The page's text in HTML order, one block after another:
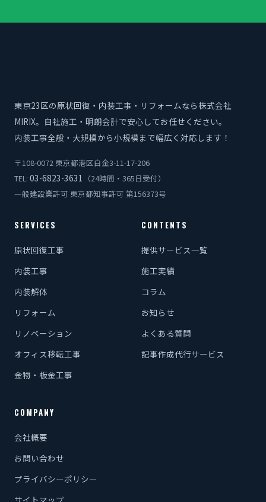
東京23区の原状回復・内装工事・リフォームなら株式会社
MIRIX。自社施工・明朗会計で安心してお任せください。
内装工事全般・大規模から小規模まで幅広く対応します！
〒108-0072 東京都港区白金3-11-17-206
TEL: 03-6823-3631
（24時間・365日受付）
一般建設業許可 東京都知事許可 第156373号
SERVICES
原状回復工事
内装工事
内装解体
リフォーム
リノベーション
オフィス移転工事
金物・板金工事
CONTENTS
提供サービス一覧
施工実績
コラム
お知らせ
よくある質問
記事作成代行サービス
COMPANY
会社概要
お問い合わせ
プライバシーポリシー
サイトマップ